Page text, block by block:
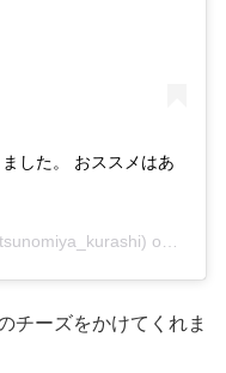
した。 おススメはあ
on
チーズをかけてくれま